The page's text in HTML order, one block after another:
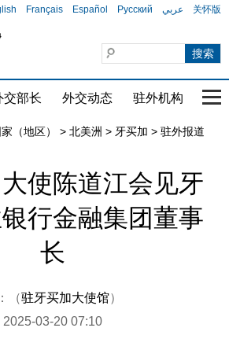
Français Español Русский عربي 关怀版
交部长 外交动态 驻外机构 国
（地区） > 北美洲 > 牙买加 > 驻外报道
使陈道江会见牙
行金融集团董事
长
（驻牙买加大使馆）
2025-03-20 07:10